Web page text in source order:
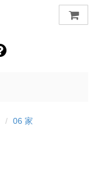
06 家